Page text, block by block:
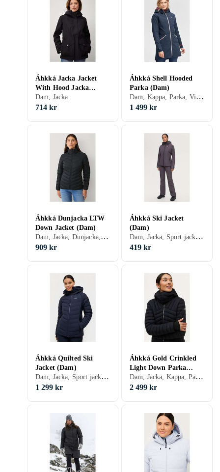
Áhkká Jacka Jacket
With Hood Jacka
(Dam)
Dam, Jacka
714 kr
Áhkká Shell Hooded
Parka (Dam)
Dam, Kappa, Parka, Vinter, Vår/höst, Polyester
1 499 kr
Áhkká Dunjacka LTW
Down Jacket (Dam)
Dam, Jacka, Dunjacka, Vinter
909 kr
Áhkká Ski Jacket
(Dam)
Dam, Jacka, Sport jacka, Regnjacka, Regnkappa, Vinter, Sommar, Vår/höst, Nylon/Polyamid, Polyester, Fleece, Elastan/Spandex/Lycra, Polyuretan/PU
419 kr
Áhkká Quilted Ski
Jacket (Dam)
Dam, Jacka, Sport jacka, Quiltad jacka, Vinter
1 299 kr
Áhkká Gold Crinkled
Light Down Parka
(Dam)
Dam, Jacka, Kappa, Parka, Vinter, Nylon/Polyamid, Polyester
2 499 kr